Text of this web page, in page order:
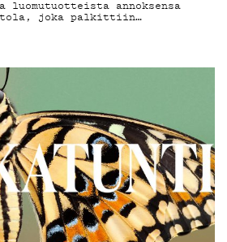
annoksensa
joka palkittiin…